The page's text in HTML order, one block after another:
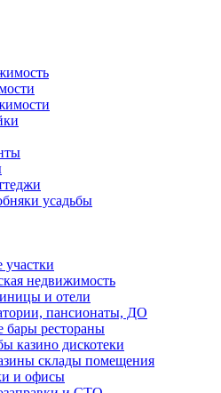
усадьбы
участки
недвижимость
и отели
пансионаты, ДО
бары рестораны
казино дискотеки
склады помещения
и офисы